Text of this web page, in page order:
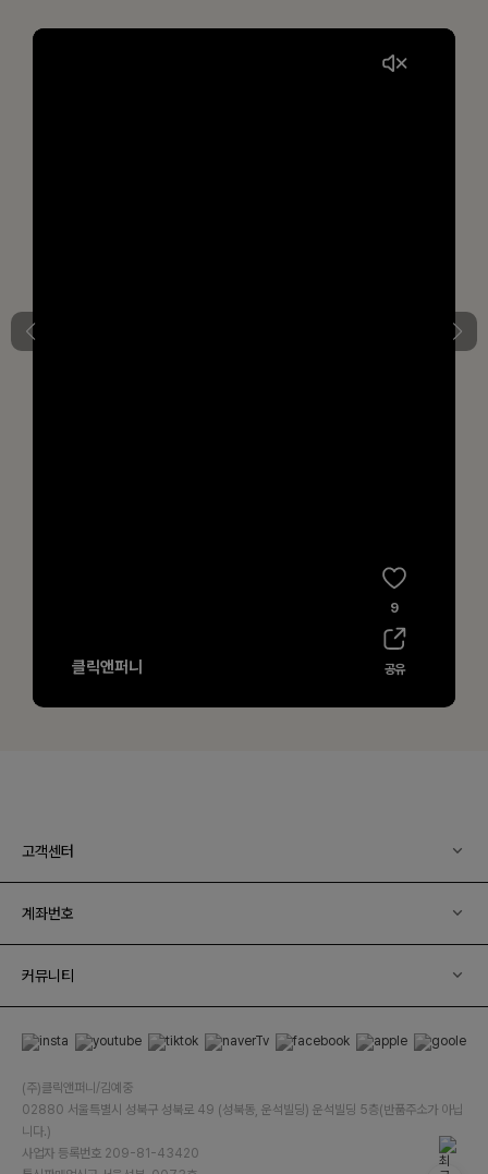
고객센터
계좌번호
커뮤니티
(주)클릭앤퍼니/김예중
02880 서울특별시 성북구 성북로 49 (성북동, 운석빌딩) 운석빌딩 5층(반품주소가 아닙
니다.)
사업자 등록번호 209-81-43420